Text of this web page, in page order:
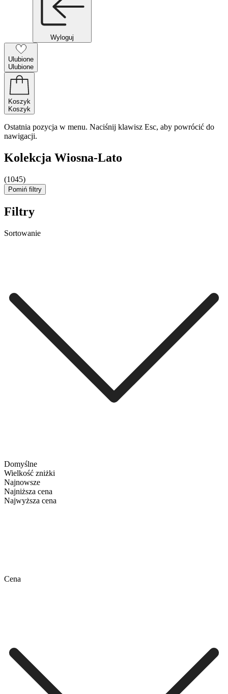
Wyloguj
Ulubione
Ulubione
Koszyk
Koszyk
Ostatnia pozycja w menu. Naciśnij klawisz Esc, aby powrócić do
nawigacji.
Kolekcja Wiosna-Lato
(1045)
Pomiń filtry
Filtry
Sortowanie
Domyślne
Wielkość zniżki
Najnowsze
Najniższa cena
Najwyższa cena
Cena